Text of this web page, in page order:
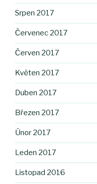
Srpen 2017
Červenec 2017
Červen 2017
Květen 2017
Duben 2017
Březen 2017
Únor 2017
Leden 2017
Listopad 2016